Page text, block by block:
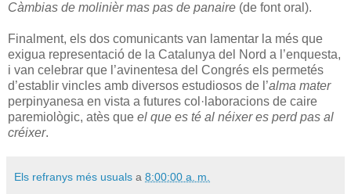
Càmbias de molinièr mas pas de panaire (de font oral).
Finalment, els dos comunicants van lamentar la més que
exigua representació de la Catalunya del Nord a l’enquesta,
i van celebrar que l’avinentesa del Congrés els permetés
d’establir vincles amb diversos estudiosos de l’alma mater
perpinyanesa en vista a futures col·laboracions de caire
paremiològic, atès que el que es té al néixer es perd pas al
créixer.
Els refranys més usuals a 8:00:00 a. m.